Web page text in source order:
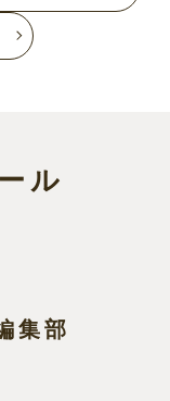
ル
集部